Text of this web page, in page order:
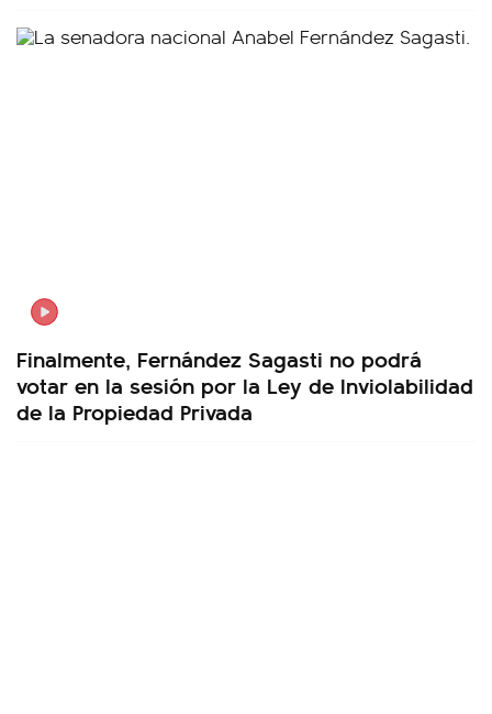
Finalmente, Fernández Sagasti no podrá
votar en la sesión por la Ley de Inviolabilidad
de la Propiedad Privada